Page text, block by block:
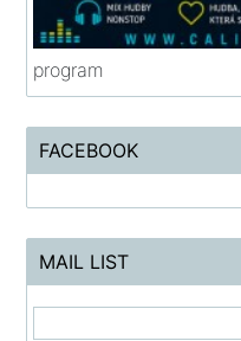
program
FACEBOOK
MAIL LIST